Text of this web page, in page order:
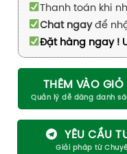
Thanh toán khi
Chat ngayđể
Đặt hàng ngay !
THÊM VÀO GIỎ
YÊU CẦU